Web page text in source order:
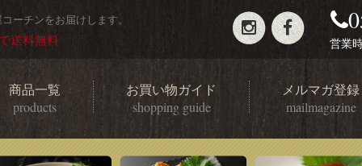
ーチンをお届けします。
送料無料 営業
商品一覧
products
お買い物ガイド
shopping guide
メルマガ登録
mailmagazine